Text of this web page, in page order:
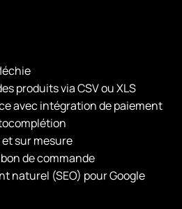
produits via CSV ou XLS
avec intégration de paiement
sur mesure
de commande
naturel (SEO) pour Google